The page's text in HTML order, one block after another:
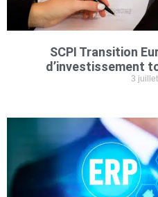
SCPI Transition
d’investissement
3